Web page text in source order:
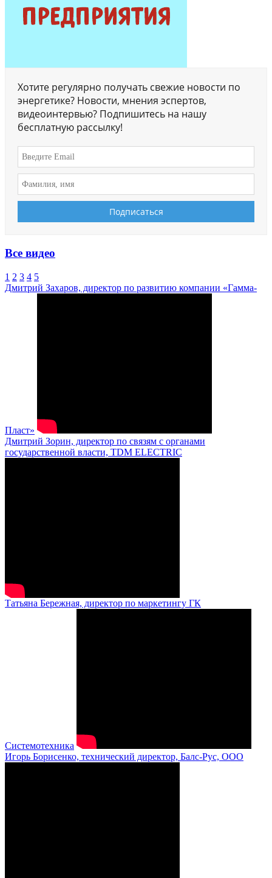
Хотите регулярно получать свежие новости по
энергетике? Новости, мнения эспертов,
видеоинтервью? Подпишитесь на нашу
бесплатную рассылку!
Все видео
1 2 3 4 5
Дмитрий Захаров, директор по развитию компании «Гамма-
Пласт»
Дмитрий Зорин, директор по связям с органами
государственной власти, TDM ELECTRIC
Татьяна Бережная, директор по маркетингу ГК
Системотехника
Игорь Борисенко, технический директор, Балс-Рус, ООО